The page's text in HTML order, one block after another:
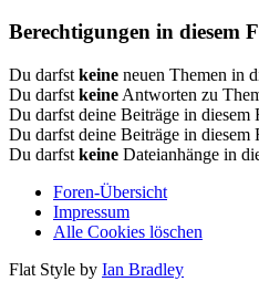
Berechtigungen in diesem
Du darfst keine neuen Themen in
Du darfst keine Antworten zu
Du darfst deine Beiträge in diesem
Du darfst deine Beiträge in diesem
Du darfst keine Dateianhänge in
Foren-Übersicht
Impressum
Alle Cookies löschen
Flat Style by Ian Bradley